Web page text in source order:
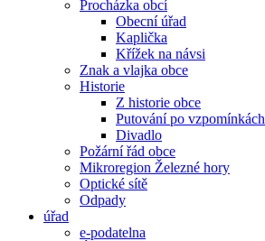
Procházka obcí
Obecní úřad
Kaplička
Křížek na návsi
Znak a vlajka obce
Historie
Z historie obce
Putování po vzpomínkách
Divadlo
Požární řád obce
Mikroregion Železné hory
Optické sítě
Odpady
úřad
e-podatelna